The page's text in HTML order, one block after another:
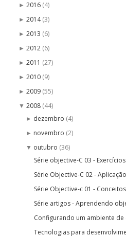
► 2016 (4)
► 2014(3)
► 2013 (6)
► 2012 (6)
► 2011 (27)
► 2010 (9)
► 2009 (55)
▼ 2008 (44)
► dezembro (4)
► novembro (2)
▼ outubro (36)
Série objective-C 03 -
Série Objective-C 02 -
Série Objective-c 01 -
Série artigos - Aprendendo
Configurando um ambiente
Tecnologias para